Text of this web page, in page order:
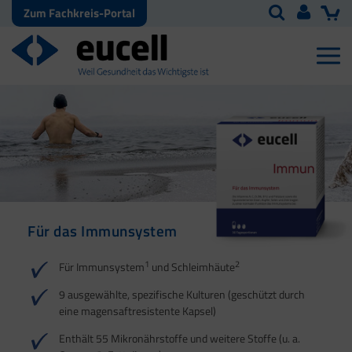
Zum Fachkreis-Portal
Für das Immunsystem
Für Immunsystem1 und Schleimhäute2
9 ausgewählte, spezifische Kulturen (geschützt durch
eine magensaftresistente Kapsel)
Enthält 55 Mikronährstoffe und weitere Stoffe (u. a.
Für Haut, Haare und
4
Für Ihre natürliche